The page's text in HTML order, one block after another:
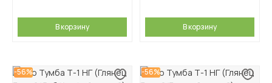
В корзину В корзину
-56% -56%